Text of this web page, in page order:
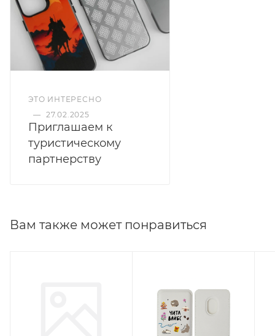
ЭТО ИНТЕРЕСНО
— 27.02.2025
Приглашаем к
туристическому
партнерству
Вам также может понравиться